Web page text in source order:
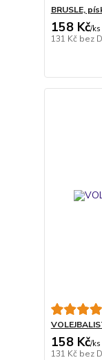
BRUSLE,
158 Kč/ks
131 Kč bez
158 Kč/ks
131 Kč bez